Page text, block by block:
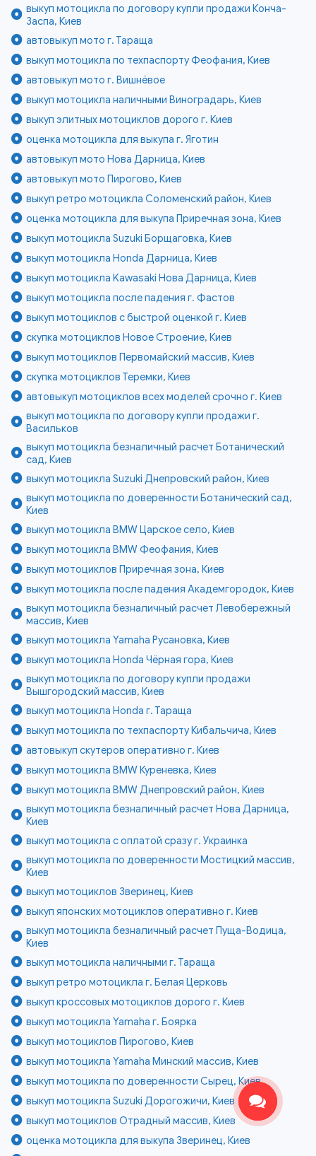
выкуп мотоцикла по договору купли продажи Конча-
Заспа, Киев
автовыкуп мото г. Тараща
выкуп мотоцикла по техпаспорту Феофания, Киев
автовыкуп мото г. Вишнёвое
выкуп мотоцикла наличными Виноградарь, Киев
выкуп элитных мотоциклов дорого г. Киев
оценка мотоцикла для выкупа г. Яготин
автовыкуп мото Нова Дарница, Киев
автовыкуп мото Пирогово, Киев
выкуп ретро мотоцикла Соломенский район, Киев
оценка мотоцикла для выкупа Приречная зона, Киев
выкуп мотоцикла Suzuki Борщаговка, Киев
выкуп мотоцикла Honda Дарница, Киев
выкуп мотоцикла Kawasaki Нова Дарница, Киев
выкуп мотоцикла после падения г. Фастов
выкуп мотоциклов с быстрой оценкой г. Киев
скупка мотоциклов Новое Строение, Киев
выкуп мотоциклов Первомайский массив, Киев
скупка мотоциклов Теремки, Киев
автовыкуп мотоциклов всех моделей срочно г. Киев
выкуп мотоцикла по договору купли продажи г.
Васильков
выкуп мотоцикла безналичный расчет Ботанический
сад, Киев
выкуп мотоцикла Suzuki Днепровский район, Киев
выкуп мотоцикла по доверенности Ботанический сад,
Киев
выкуп мотоцикла BMW Царское село, Киев
выкуп мотоцикла BMW Феофания, Киев
выкуп мотоциклов Приречная зона, Киев
выкуп мотоцикла после падения Академгородок, Киев
выкуп мотоцикла безналичный расчет Левобережный
массив, Киев
выкуп мотоцикла Yamaha Русановка, Киев
выкуп мотоцикла Honda Чёрная гора, Киев
выкуп мотоцикла по договору купли продажи
Вышгородский массив, Киев
выкуп мотоцикла Honda г. Тараща
выкуп мотоцикла по техпаспорту Кибальчича, Киев
автовыкуп скутеров оперативно г. Киев
выкуп мотоцикла BMW Куреневка, Киев
выкуп мотоцикла BMW Днепровский район, Киев
выкуп мотоцикла безналичный расчет Нова Дарница,
Киев
выкуп мотоцикла с оплатой сразу г. Украинка
выкуп мотоцикла по доверенности Мостицкий массив,
Киев
выкуп мотоциклов Зверинец, Киев
выкуп японских мотоциклов оперативно г. Киев
выкуп мотоцикла безналичный расчет Пуща-Водица,
Киев
выкуп мотоцикла наличными г. Тараща
выкуп ретро мотоцикла г. Белая Церковь
выкуп кроссовых мотоциклов дорого г. Киев
выкуп мотоцикла Yamaha г. Боярка
выкуп мотоциклов Пирогово, Киев
выкуп мотоцикла Yamaha Минский массив, Киев
выкуп мотоцикла по доверенности Сырец, Киев
выкуп мотоцикла Suzuki Дорогожичи, Киев
выкуп мотоциклов Отрадный массив, Киев
оценка мотоцикла для выкупа Зверинец, Киев